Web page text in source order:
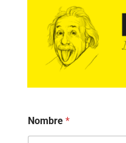
Nombre *